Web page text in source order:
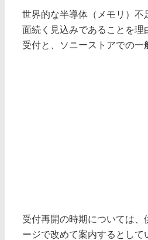
世界的な半導体（メモリ）不
面続く見込みであることを
受付と、ソニーストアでの一
受付再開の時期については
ージで改めて案内するとして